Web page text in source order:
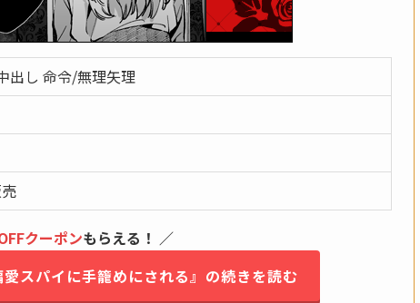
出し 命令/無理矢理
クーポンもらえる！ ／
スパイに手籠めにされる』の続きを読む